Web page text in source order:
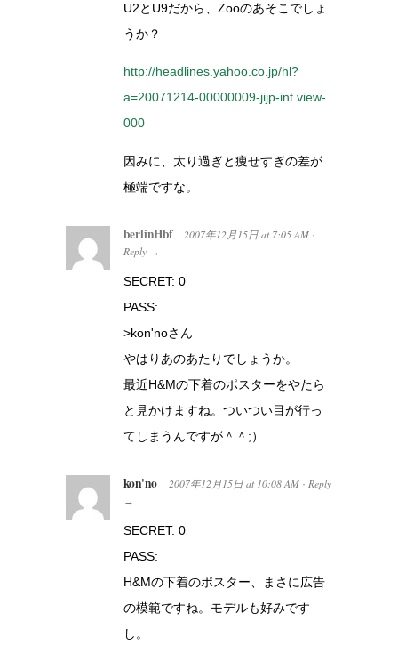
U2とU9だから、Zooのあそこでしょ
うか？
http://headlines.yahoo.co.jp/hl?
a=20071214-00000009-jijp-int.view-
000
因みに、太り過ぎと痩せすぎの差が
極端ですな。
berlinHbf 2007年12月15日 at 7:05 AM ·
Reply →
SECRET: 0
PASS:
>kon'noさん
やはりあのあたりでしょうか。
最近H&Mの下着のポスターをやたら
と見かけますね。ついつい目が行っ
てしまうんですが＾＾;）
kon'no 2007年12月15日 at 10:08 AM · Reply
→
SECRET: 0
PASS:
H&Mの下着のポスター、まさに広告
の模範ですね。モデルも好みです
し。